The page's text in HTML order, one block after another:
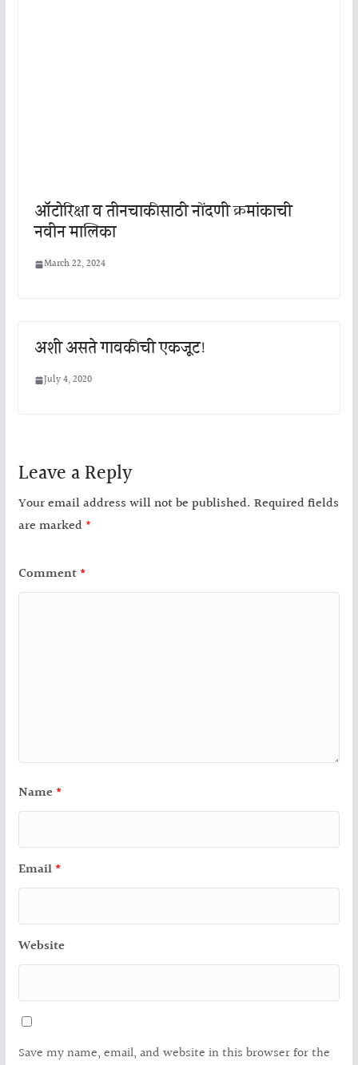
ऑटोरिक्षा व तीनचाकीसाठी नोंदणी क्रमांकाची
नवीन मालिका
March 22, 2024
अशी असते गावकीची एकजूट!
July 4, 2020
Leave a Reply
Your email address will not be published. Required fields
are marked *
Comment *
Name *
Email *
Website
Save my name, email, and website in this browser for the